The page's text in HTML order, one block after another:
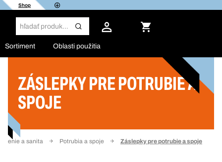
Shop
Sortiment Oblasti použitia
ZÁSLEPKY PRE POTRUBIE A
SPOJE
a sanita Potrubia a spoje Záslepky pre potrubie a spoje
Filter